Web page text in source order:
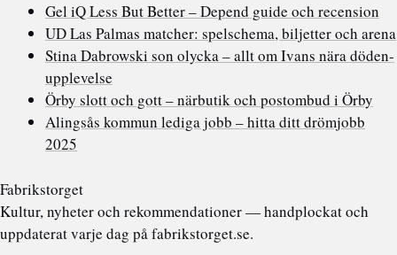
Gel iQ Less But Better – Depend guide och recension
UD Las Palmas matcher: spelschema, biljetter och arena
Stina Dabrowski son olycka – allt om Ivans nära döden-
upplevelse
Örby slott och gott – närbutik och postombud i Örby
Alingsås kommun lediga jobb – hitta ditt drömjobb
2025
Fabrikstorget
Kultur, nyheter och rekommendationer — handplockat och
uppdaterat varje dag på fabrikstorget.se.